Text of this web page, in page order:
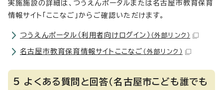
実施施設の詳細は、つうえんポータルまたは名古屋市教育保育
情報サイト「ここなご」からご確認いただけます。
つうえんポータル（利用者向けログイン） （外部リンク）
名古屋市教育保育情報サイトここなご （外部リンク）
5 よくある質問と回答（名古屋市こども誰でも